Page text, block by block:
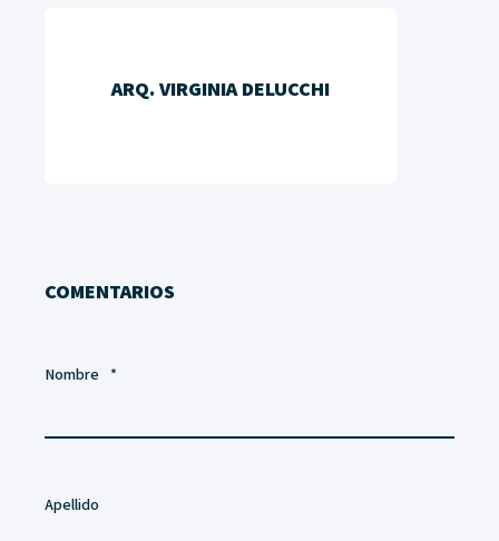
ARQ. VIRGINIA DELUCCHI
COMENTARIOS
Nombre *
Apellido